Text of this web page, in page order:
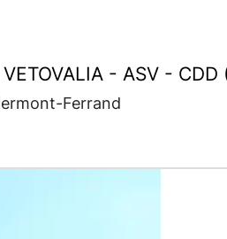
- ASV - CDD
Ferrand